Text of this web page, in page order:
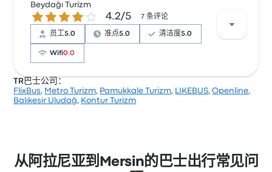
星。旅客对 车票资源 和 温度 特别满意，但对 无线上网
经常有所抱怨。 FlixBus 在此路线提供的票价为 ¥146 起
Beydağı Turizm
4.2 / 5 星 4.2/5 7 条评论
员工5.0 准点5.0 清洁度5.0
Wifi0.0
根据 7 条评论，该公司在 Busbud 上被评为 4.2 颗星。旅
TR巴士公司：
FlixBus, Metro Turizm, Pamukkale Turizm, LIKEBUS,Openline,
Balıkesir Uludağ, Kontur Turizm
从阿拉尼亚到Mersin的巴士出行常见问